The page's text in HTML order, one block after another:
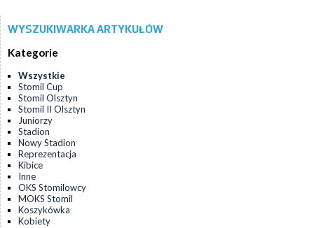
WYSZUKIWARKA ARTYKUŁÓW
Kategorie
Wszystkie
Stomil Cup
Stomil Olsztyn
Stomil II Olsztyn
Juniorzy
Stadion
Nowy Stadion
Reprezentacja
Kibice
Inne
OKS Stomilowcy
MOKS Stomil
Koszykówka
Kobiety